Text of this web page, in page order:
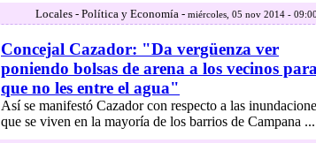
Locales - Política y Economía - miércoles, 05 nov 2014 - 09:00
Concejal Cazador: "Da vergüenza ver
poniendo bolsas de arena a los vecinos para
que no les entre el agua"
Así se manifestó Cazador con respecto a las
que se viven en la mayoría de los barrios de Campana ...